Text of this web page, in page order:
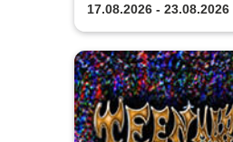
17.08.2026 - 23.08.2026